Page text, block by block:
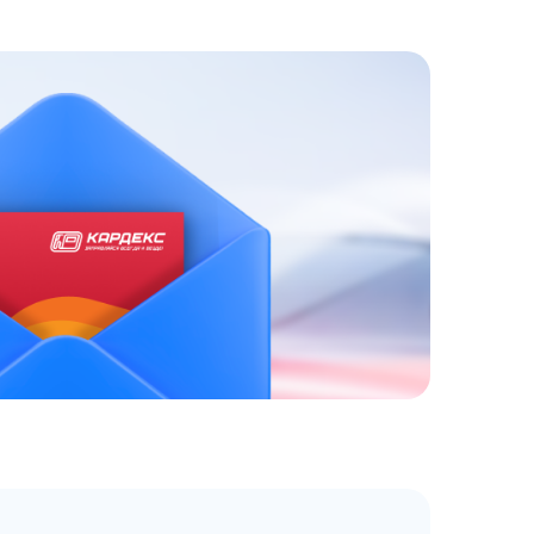
ЗАКАЗАТЬ
ЗВОНОК
до 18:00 по МСК